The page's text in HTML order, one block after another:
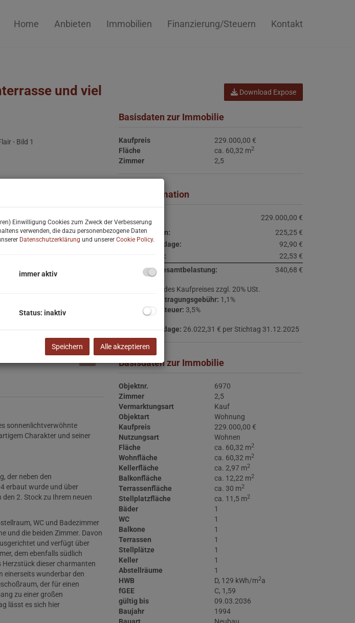
Home Anbieten Immobilien Finanzierung/Steuern Kontakt
und viel
sonnenlichtverwöhnte
Charakter und seiner
der neben den
erbaut wurde und über
den 2. Stockzu Ihrem neuen
WC und Badezimmer
und die beiden Zimmer. Davon
und verfügt über
dem ebenfalls südlich
Herzstück dieser charmanten
einerseits wunderbar den
der für einen
zu einer großen
lässt es sich hier
Download Expose
Basisdaten zur Immobilie
Kaufpreis
229.000,00 €
Fläche
ca. 60,32 m2
Zimmer 2,5
Preisinformation
229.000,00 €
Betriebskosten:
225,25 €
Reparaturrücklage:
92,90 €
Umsatzsteuer:
22,53 €
monatliche Gesamtbelastung:
340,68 €
3% des Kaufpreises zzgl. 20% USt.
Grundbucheintragungsgebühr: 1,1%
Grunderwerbsteuer: 3,5%
Reparaturrücklage: 26.022,31 € per Stichtag 31.12.2025
Basisdaten zur Immobilie
Objektnr.
6970
Zimmer
2,5
Vermarktungsart
Kauf
Objektart
Wohnung
Kaufpreis
229.000,00 €
Nutzungsart
Wohnen
Fläche
ca. 60,32 m2
Wohnfläche ca. 60,32 m2
Kellerfläche ca. 2,97 m2
Balkonfläche ca. 12,22 m2
Terrassenfläche ca. 30 m2
Stellplatzfläche ca. 11,5 m2
Bäder
1
WC
1
Balkone
1
Terrassen
1
Stellplätze
1
Keller
1
Abstellräume
1
HWB
D, 129 kWh/m2a
fGEE
C, 1,59
gültig bis
09.03.2036
Baujahr
1994
Einwilligung Cookies zum Zweck der Verbesserung
verwenden, die dazu personenbezogene Daten
Datenschutzerklärung und unserer Cookie Policy.
immer aktiv
Status: inaktiv
Speichern Alle akzeptieren